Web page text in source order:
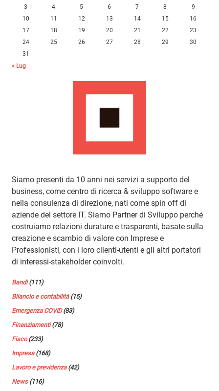
3
4 5 6 7 8
9
10
11 12 13 14 15
16
17
18 19 20 21 22
23
24
25 26 27 28 29
30
31
« Lug
Siamo presenti da 10 anni nei servizi a supporto del
business, come centro di ricerca & sviluppo software e
nella consulenza di direzione, nati come spin off di
aziende del settore IT. Siamo Partner di Sviluppo perché
costruiamo relazioni durature e trasparenti, basate sulla
creazione e scambio di valore con Imprese e
Professionisti, con i loro clienti-utenti e gli altri portatori
di interessi-stakeholder coinvolti.
Bandi(111)
Bilancio e contabilità(15)
Emergenza COVID(83)
Finanziamenti(78)
Fisco(233)
Impresa(168)
Lavoro e previdenza(42)
News(116)